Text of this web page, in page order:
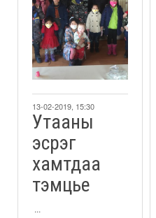
13-02-2019, 15:30
Утааны
эсрэг
хамтдаа
тэмцье
...